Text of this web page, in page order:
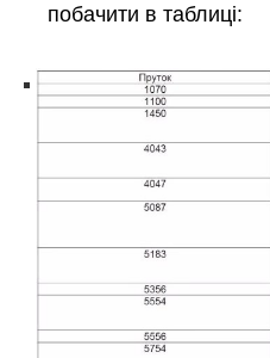
побачити в таблиці: